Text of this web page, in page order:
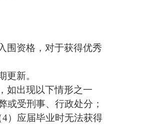
围资格，对于获得优秀
新。
如出现以下情形之一
或受刑事、行政处分；
4）应届毕业时无法获得